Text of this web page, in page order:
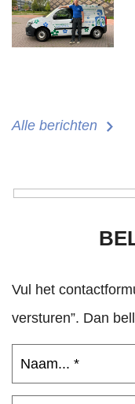
Alle berichten
Vul het
versturen”. Dan